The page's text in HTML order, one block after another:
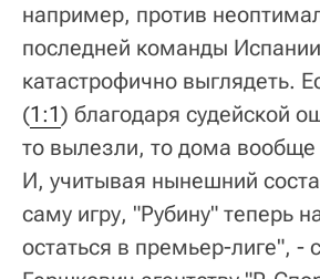
например, против
последней команды
катастрофично выглядеть.
(1:1) благодаря судейской
то вылезли, то дома
И, учитывая нынешний
саму игру, "Рубину" теперь
остаться в премьер-лиге", -